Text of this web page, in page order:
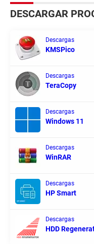
DESCARGAR
Descargas
KMSPico
Descargas
TeraCopy
Descargas
Windows 11
Descargas
WinRAR
Descargas
HP Smart
Descargas
HDD